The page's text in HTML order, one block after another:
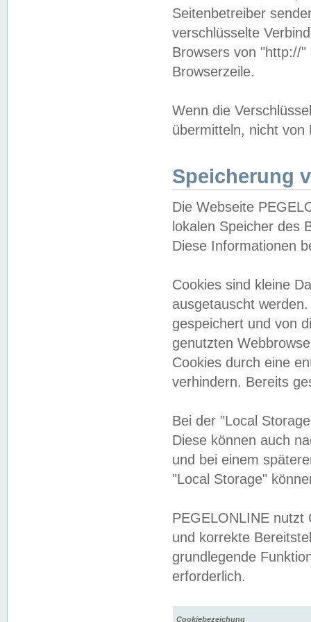
Seitenbetreiber
verschlüsselte
Browsers von "http://
Browserzeile.
Wenn die
übermitteln, nicht von
Speicherung
Die Webseite
lokalen Speicher des
Diese Informationen
Cookies sind kleine
ausgetauscht
gespeichert und von
genutzten
Cookies durch eine
verhindern. Bereits
Bei der "Local
Diese können auch
und bei einem
"Local Storage"
PEGELONLINE nutzt
und korrekte
grundlegende
erforderlich.
Cookiebezeichung